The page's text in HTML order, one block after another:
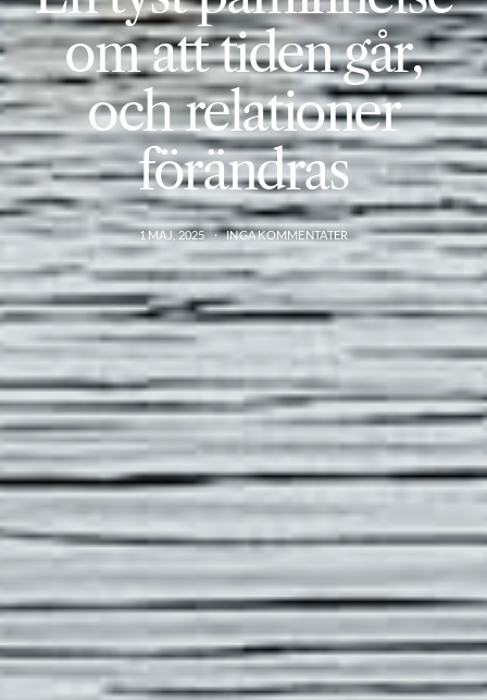
om att tiden går,
och relationer
förändras
1 MAJ, 2025 INGA KOMMENTATER